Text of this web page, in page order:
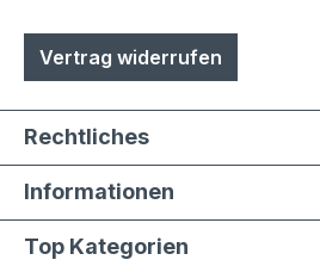
Vertrag widerrufen
Rechtliches
Informationen
Top Kategorien